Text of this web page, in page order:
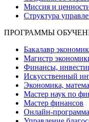
Миссия и
Структура
ПРОГРАММЫ
Бакалавр
Магистр
Финансы,
Искусственный
Экономика,
Мастер наук по
Мастер финансов
Онлайн-